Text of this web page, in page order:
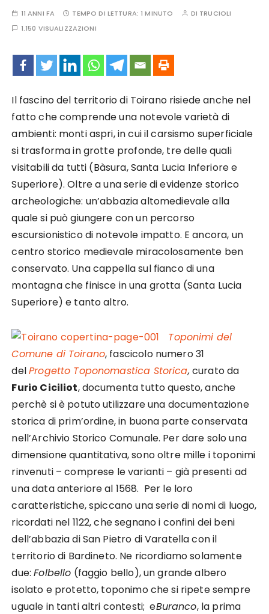
11 ANNI FA TEMPO DI LETTURA:1 MINUTO DI TRUCIOLI
1.150 VISUALIZZAZIONI
Il fascino del territorio di Toirano risiede anche nel
fatto che comprende una notevole varietà di
ambienti: monti aspri, in cui il carsismo superficiale
si trasforma in grotte profonde, tre delle quali
visitabili da tutti (Bàsura, Santa Lucia Inferiore e
Superiore). Oltre a una serie di evidenze storico
archeologiche: un’abbazia altomedievale alla
quale si può giungere con un percorso
escursionistico di notevole impatto. E ancora, un
centro storico medievale miracolosamente ben
conservato. Una cappella sul fianco di una
montagna che finisce in una grotta (Santa Lucia
Superiore) e tanto altro.
Toponimi del
Comune di Toirano, fascicolo numero 31
delProgetto Toponomastica Storica, curato da
Furio Ciciliot, documenta tutto questo, anche
perchè si è potuto utilizzare una documentazione
storica di prim’ordine, in buona parte conservata
nell’Archivio Storico Comunale. Per dare solo una
dimensione quantitativa, sono oltre mille i toponimi
rinvenuti – comprese le varianti – già presenti ad
una data anteriore al 1568. Per le loro
caratteristiche, spiccano una serie di nomi di luogo,
ricordati nel 1122, che segnano i confini dei beni
dell’abbazia di San Pietro di Varatella con il
territorio di Bardineto. Ne ricordiamo solamente
due:Folbello (faggio bello), un grande albero
isolato e protetto, toponimo che si ripete sempre
uguale in tanti altri contesti; eBuranco, la prima